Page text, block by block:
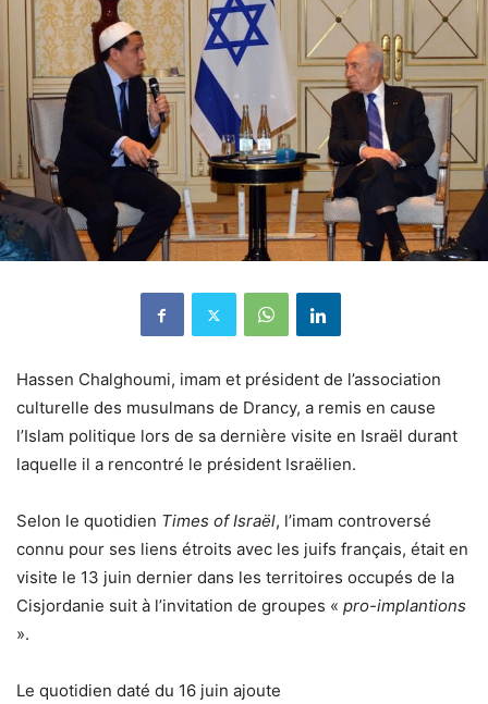
Hassen Chalghoumi, imam et président de l’association
culturelle des musulmans de Drancy, a remis en cause
l’Islam politique lors de sa dernière visite en Israël durant
laquelle il a rencontré le président Israëlien.
Selon le quotidien Times of Israël, l’imam controversé
connu pour ses liens étroits avec les juifs français, était en
visite le 13 juin dernier dans les territoires occupés de la
Cisjordanie suit à l’invitation de groupes « pro-implantions
».
Le quotidien daté du 16 juin ajoute